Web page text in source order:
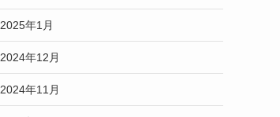
2025年1月
2024年12月
2024年11月